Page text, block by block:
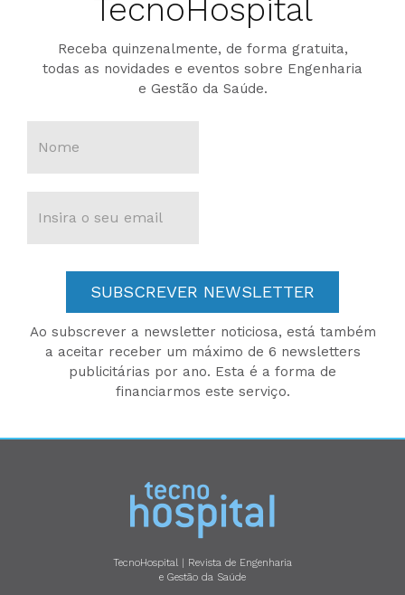
TecnoHospital
Receba quinzenalmente, de forma gratuita,
todas as novidades e eventos sobre Engenharia
e Gestão da Saúde.
SUBSCREVER NEWSLETTER
Ao subscrever a newsletter noticiosa, está também
a aceitar receber um máximo de 6 newsletters
publicitárias por ano. Esta é a forma de
financiarmos este serviço.
TecnoHospital | Revista de Engenharia
e Gestão da Saúde